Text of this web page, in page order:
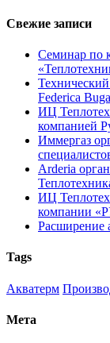
Свежие записи
Семинар по
Federica
ИЦ
компанией
Иммергаз
Arderia
ИЦ
компании
Расширение
Tags
Акватерм
Мета